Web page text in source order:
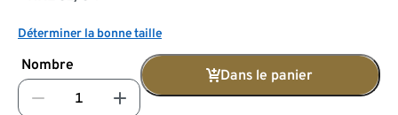
Déterminer la bonne taille
Nombre
Dans le panier